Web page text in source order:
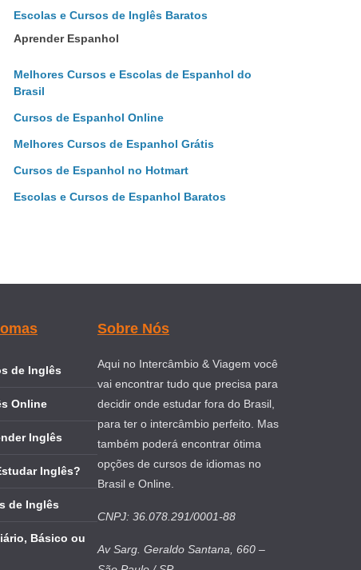
Escolas e Cursos de Inglês Baratos
Aprender Espanhol
Melhores Cursos e Escolas de Espanhol do
Brasil
Cursos de Espanhol Online
Melhores Cursos de Espanhol Grátis
Cursos de Espanhol no Hotmart
Escolas e Cursos de Espanhol Baratos
de Inglês
Online
Inglês
Inglês?
de Inglês
Básico ou
Sobre Nós
Aqui no Intercâmbio & Viagem você
vai encontrar tudo que precisa para
decidir onde estudar fora do Brasil,
para ter o intercâmbio perfeito. Mas
também poderá encontrar ótima
opções de cursos de idiomas no
Brasil e Online.
CNPJ: 36.078.291/0001-88
Av Sarg. Geraldo Santana, 660 –